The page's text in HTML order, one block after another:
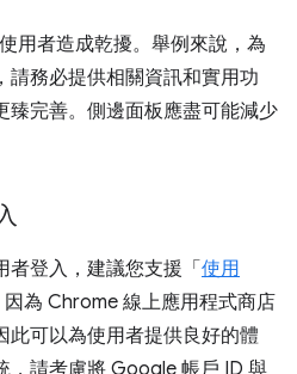
用者造成乾擾。舉例來說，為
請務必提供相關資訊和實用功
臻完善。側邊面板應盡可能減少
登入，建議您支援「 使用
因為 Chrome 線上應用程式商店
此可以為使用者提供良好的體
，請考慮將 Google 帳戶 ID 與